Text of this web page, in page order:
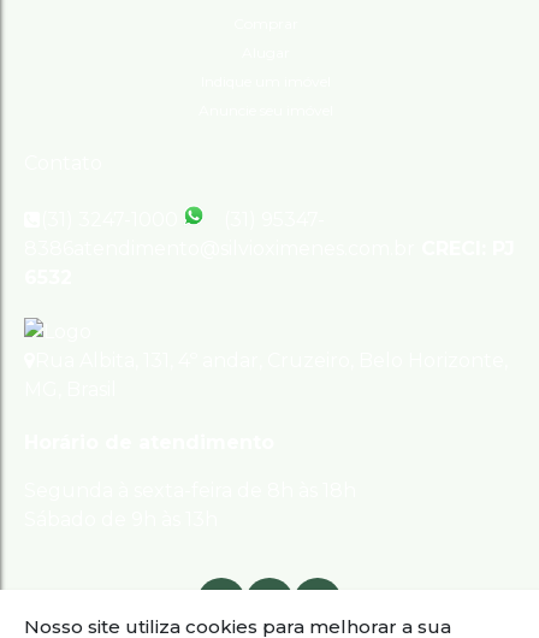
Nosso site utiliza cookies para melhorar a sua